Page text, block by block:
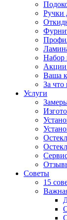
Ручки
Набор
Акции
Ваша
За что
Услуги
Советы
15